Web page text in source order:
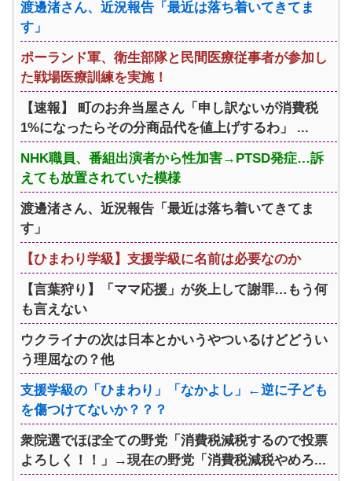
渡邊渚さん、近況報告「最近は落ち着いてきてま
す」
ポーランド軍、衛生部隊と民間医療従事者が参加し
た戦場医療訓練を実施！
【速報】 町のお弁当屋さん「申し訳ないが消費税
1%になったらその分商品代を値上げするわ」 ...
NHK職員、番組出演者から性加害→PTSD発症…訴
えても放置されていた模様
渡邊渚さん、近況報告「最近は落ち着いてきてま
す」
【ひまわり学級】支援学級に名前は必要なのか
【言葉狩り】「ママ応援」が炎上して謝罪…もう何
も言えない
ウクライナの次は日本とかいうやついるけどどうい
う理屈なの？他
支援学級の「ひまわり」「なかよし」←逆に子ども
を傷つけてないか？？？
衆院選でほぼ全ての野党「消費税減税するので投票
よろしく！！」→現在の野党「消費税減税やめろ...